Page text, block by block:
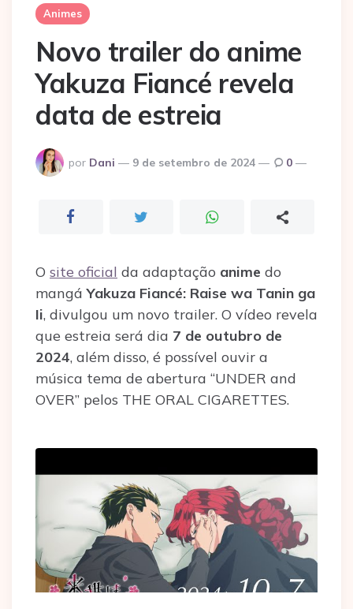
Animes
Novo trailer do anime
Yakuza Fiancé revela
data de estreia
Postado
por
por Dani 9 de setembro de 2024 0
O site oficial da adaptação anime do
mangáYakuza Fiancé: Raise wa Tanin ga
Ii, divulgou um novo trailer. O vídeo revela
que estreia será dia 7 de outubro de
2024, além disso, é possível ouvir a
música tema de abertura “UNDER and
OVER” pelos THE ORAL CIGARETTES.